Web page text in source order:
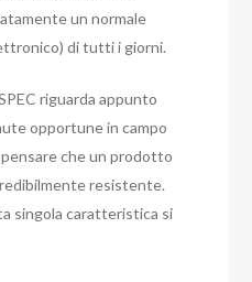
un normale
di tutti i giorni.
riguarda appunto
opportune in campo
che un prodotto
resistente.
singola caratteristica si